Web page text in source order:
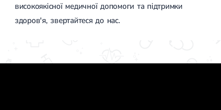
високоякісної медичної допомоги та підтримки
здоров'я, звертайтеся до нас.